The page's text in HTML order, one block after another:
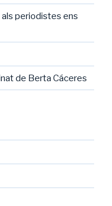
periodistes ens
de Berta Cáceres